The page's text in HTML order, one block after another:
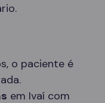
o paciente é
em Ivaí com